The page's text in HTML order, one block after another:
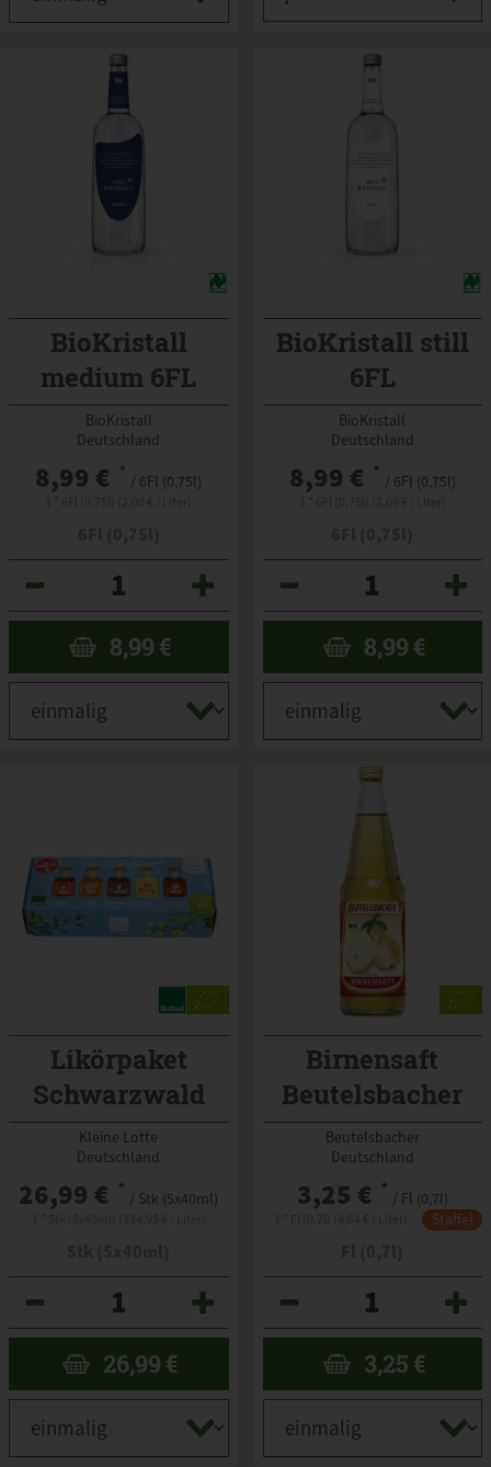
BioKristall
medium 6FL
BioKristall
Deutschland
8,99 € * / 6Fl (0,75l)
8,99 €
BioKristall still
6FL
BioKristall
Deutschland
8,99 € * / 6Fl (0,75l)
8,99 €
Likörpaket
Schwarzwald
Kleine Lotte
Deutschland
26,99 € * / Stk (5x40ml)
26,99 €
Birnensaft
Beutelsbacher
Beutelsbacher
Deutschland
3,25 € * / Fl (0,7l)
Staffel
3,25 €